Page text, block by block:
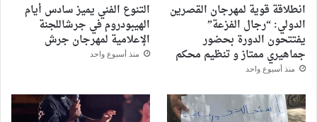
انطلاقة قوية لمهرجان القصرين
الدولي: “رجال الفزعة”
يفتتحون الدورة بحضور
جماهيري ممتاز و تنظيم محكم
منذ أسبوع واحد
التنوع الفني يميز سادس أيام
الهيبودروم في جرشاللجنة
الإعلامية لمهرجان جرش
منذ أسبوع واحد